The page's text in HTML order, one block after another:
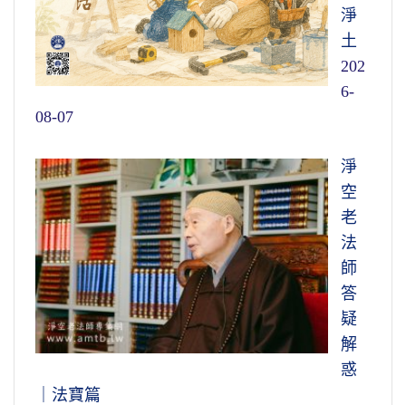
淨
土
202
6-
08-07
淨
空
老
法
師
答
疑
解
惑
｜法寶篇